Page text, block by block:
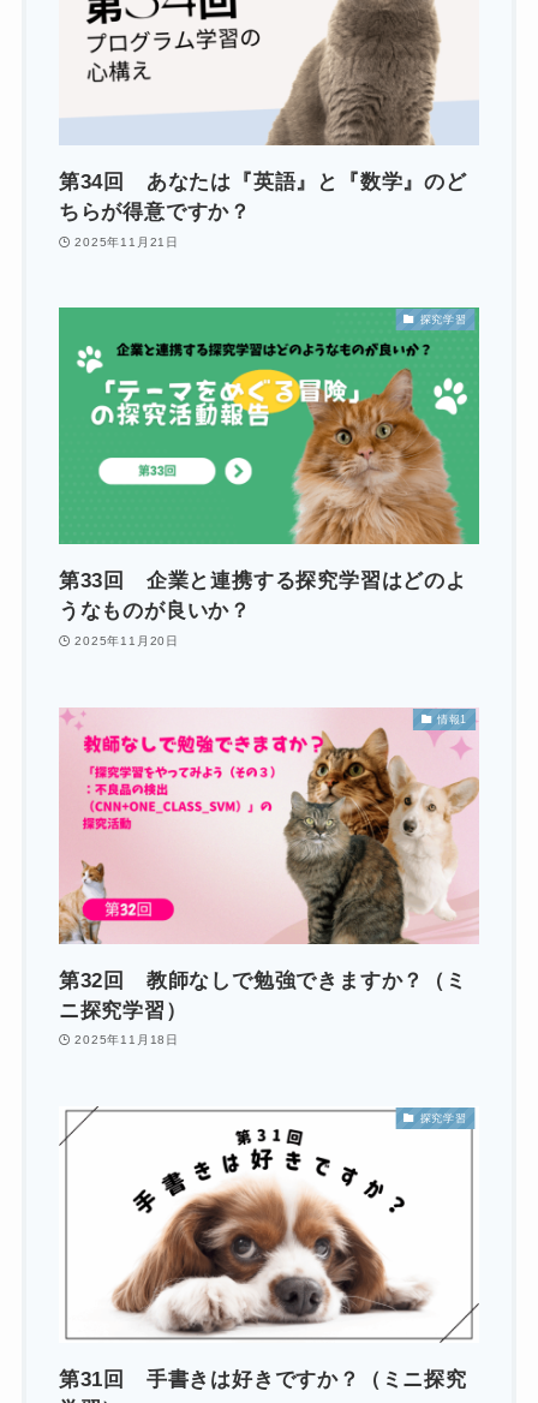
第34回 あなたは『英語』と『数学』のど
ちらが得意ですか？
2025年11月21日
探究学習
第33回 企業と連携する探究学習はどのよ
うなものが良いか？
2025年11月20日
情報1
第32回 教師なしで勉強できますか？（ミ
ニ探究学習）
2025年11月18日
探究学習
第31回 手書きは好きですか？（ミニ探究